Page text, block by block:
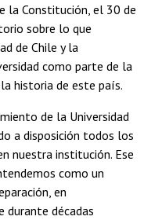
la Constitución, el 30 de
sobre lo que
de Chile y la
como parte de la
historia de este país.
de la Universidad
a disposición todos los
nuestra institución. Ese
como un
en
durante décadas